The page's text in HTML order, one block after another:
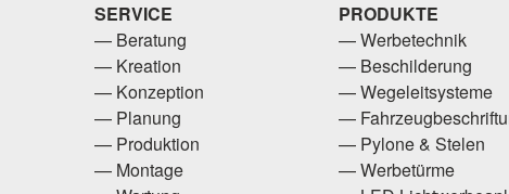
SERVICE
Beratung
Kreation
Konzeption
Planung
Produktion
Montage
PRODUKTE
Werbetechnik
Beschilderung
Wegeleitsysteme
Pylone & Stelen
Werbetürme